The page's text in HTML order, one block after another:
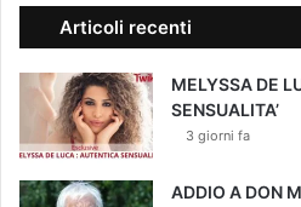
Articoli recenti
MELYSSA DE
SENSUALITA’
3 giorni fa
ADDIO A DON